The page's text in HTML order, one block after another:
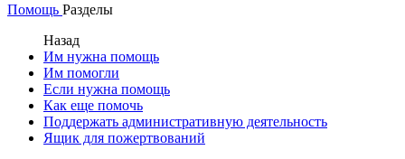
Помощь Разделы
Назад
Им нужна помощь
Им помогли
Если нужна помощь
Как еще помочь
Поддержать административную деятельность
Ящик для пожертвований